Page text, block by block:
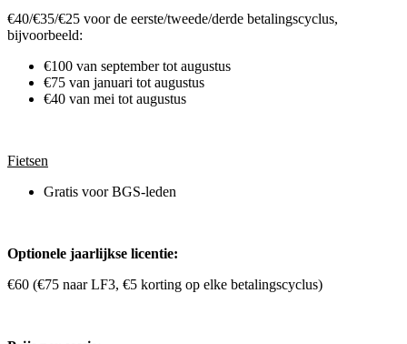
€40/€35/€25 voor de eerste/tweede/derde betalingscyclus,
bijvoorbeeld:
€100 van september tot augustus
€75 van januari tot augustus
€40 van mei tot augustus
Fietsen
Gratis voor BGS-leden
Optionele jaarlijkse licentie:
€60 (€75 naar LF3, €5 korting op elke betalingscyclus)